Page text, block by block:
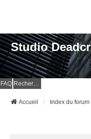
Studio
FAQ Rechercher
Accueil Index du forum